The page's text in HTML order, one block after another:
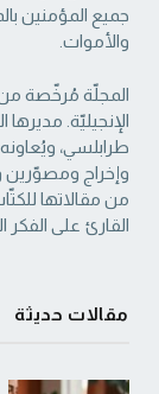
جميع المؤمنين
والأموات. ‏
المجلّة مُرخّصة من
الإنجيليّة.
القارئ على الفكر
مقالات حديثة